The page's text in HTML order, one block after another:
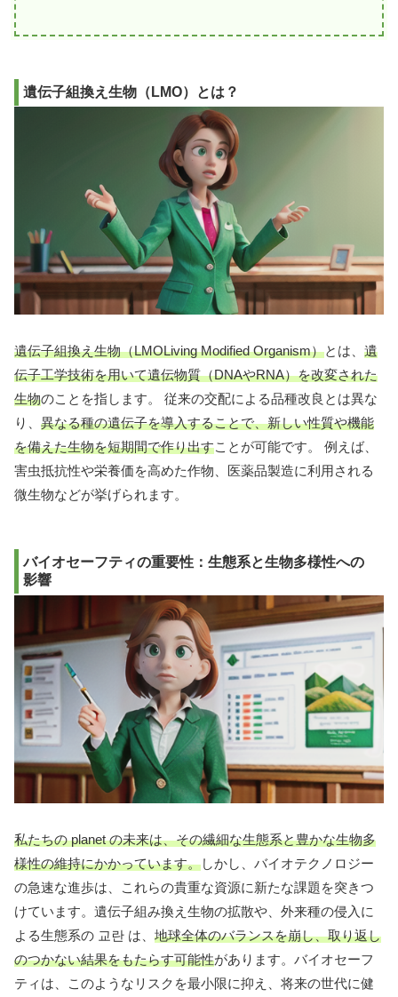
遺伝子組換え生物（LMO）とは？
遺伝子組換え生物（LMOLiving Modified Organism）とは、 遺
伝子工学技術を用いて遺伝物質（DNAやRNA）を改変された
生物のことを指します。 従来の交配による品種改良とは異な
り、 異なる種の遺伝子を導入することで、新しい性質や機能
を備えた生物を短期間で作り出すことが可能です。 例えば、
害虫抵抗性や栄養価を高めた作物、医薬品製造に利用される
微生物などが挙げられます。
バイオセーフティの重要性：生態系と生物多様性への
影響
私たちの planet の未来は、その繊細な生態系と豊かな生物多
様性の維持にかかっています。しかし、バイオテクノロジー
の急速な進歩は、これらの貴重な資源に新たな課題を突きつ
けています。遺伝子組み換え生物の拡散や、外来種の侵入に
よる生態系の 교란 は、 地球全体のバランスを崩し、取り返し
のつかない結果をもたらす可能性があります。バイオセーフ
ティは、このようなリスクを最小限に抑え、将来の世代に健